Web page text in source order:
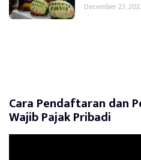
December 23,
Cara Pendaftaran dan
Wajib Pajak Pribadi